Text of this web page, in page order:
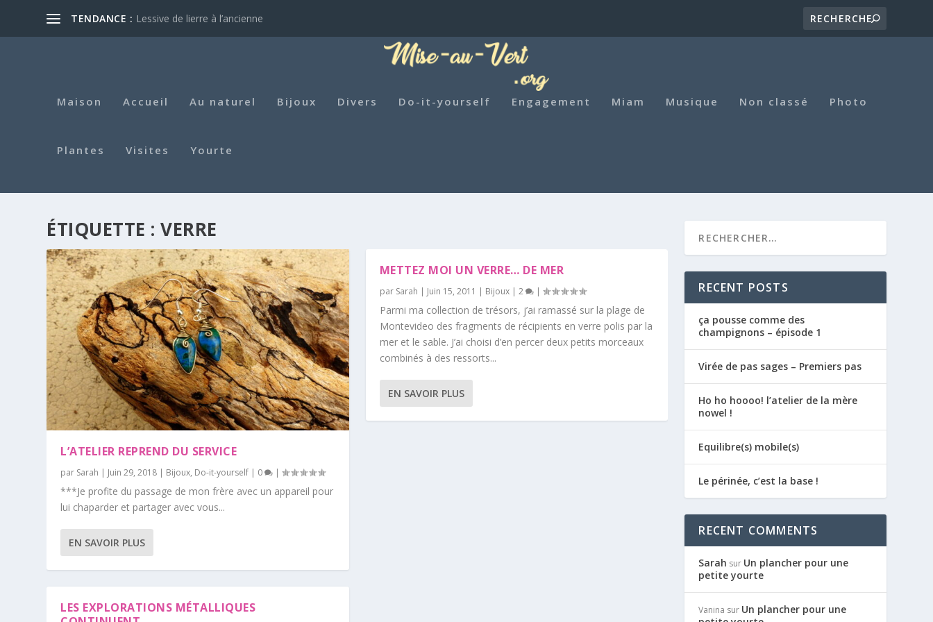
TENDANCE : Lessive de lierre à l’ancienne
Maison Accueil Au naturel Bijoux Divers Do-it-yourself Engagement Miam Musique Non classé Photo
Plantes Visites Yourte
ÉTIQUETTE :VERRE
L’ATELIER REPREND DU SERVICE
par Sarah | Juin 29, 2018 | Bijoux, Do-it-yourself | 0 |
***Je profite du passage de mon frère avec un appareil pour
lui chaparder et partager avec vous...
EN SAVOIR PLUS
LES EXPLORATIONS MÉTALLIQUES
METTEZ MOI UN VERRE… DE MER
par Sarah | Juin 15, 2011 | Bijoux| 2 |
Parmi ma collection de trésors, j’ai ramassé sur la plage de
Montevideo des fragments de récipients en verre polis par la
mer et le sable. J’ai choisi d’en percer deux petits morceaux
combinés à des ressorts...
EN SAVOIR PLUS
RECENT POSTS
ça pousse comme des
champignons – épisode 1
Virée de pas sages – Premiers pas
Ho ho hoooo! l’atelier de la mère
nowel !
Equilibre(s) mobile(s)
Le périnée, c’est la base !
RECENT COMMENTS
Sarah sur Un plancher pour une
petite yourte
Vanina sur Un plancher pour une